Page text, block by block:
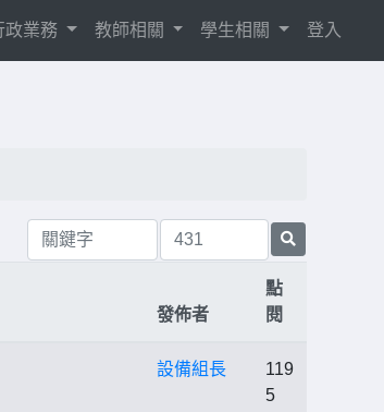
政業務 教師相關 學生相關 登入
發佈者
點
閱
設備組長
119
5